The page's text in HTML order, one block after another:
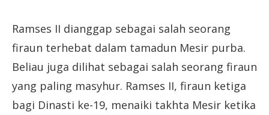
Ramses II dianggap sebagai salah seorang
firaun terhebat dalam tamadun Mesir purba.
Beliau juga dilihat sebagai salah seorang firaun
yang paling masyhur. Ramses II, firaun ketiga
bagi Dinasti ke-19, menaiki takhta Mesir ketika